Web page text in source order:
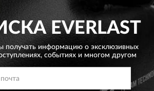
EVERLAST
получать информацию о эксклюзивных
событиях и многом другом